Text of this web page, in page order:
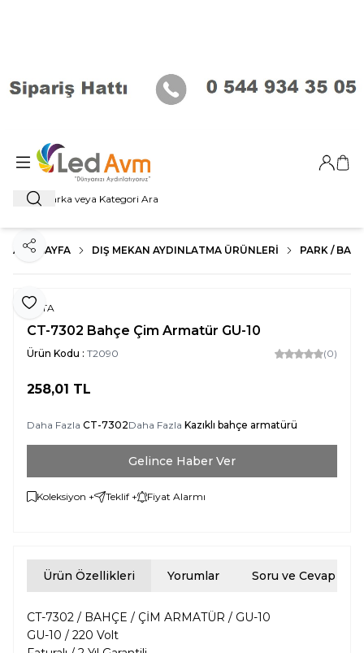
Ara
Giriş
ANA SAYFA DIŞ MEKAN AYDINLATMA ÜRÜNLERI PARK /
Favoriye Ekle
Paylaş
CATA
CT-7302 Bahçe Çim Armatür GU-10
Ürün Kodu : T2090 (0)
258,01 TL
Daha Fazla CT-7302Daha Fazla Kazıklı bahçe armatürü
Gelince Haber Ver
Koleksiyon + Teklif + Fiyat Alarmı
Ürün Özellikleri Yorumlar Soru ve Cevap
CT-7302 / BAHÇE / ÇİM ARMATÜR / GU-10
GU-10 / 220 Volt